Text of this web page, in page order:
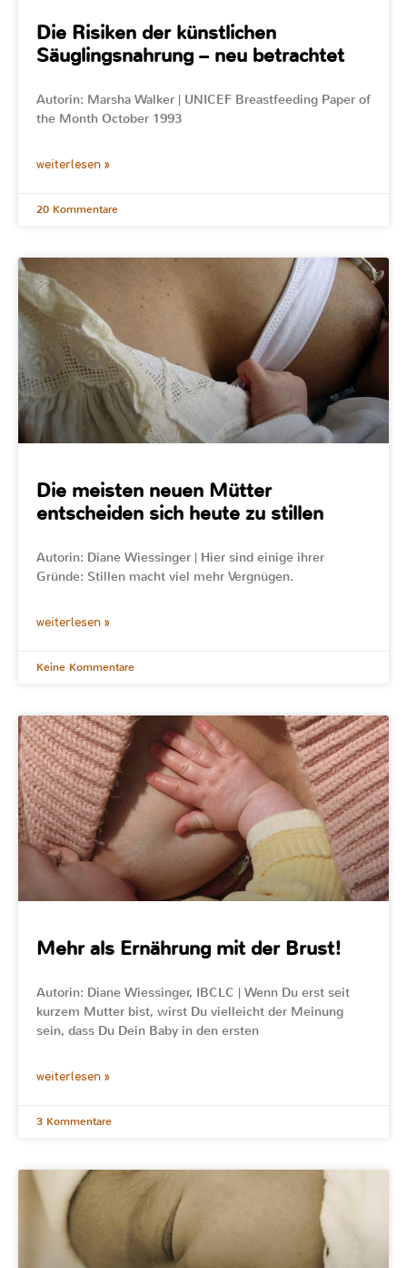
Die Risiken der künstlichen
Säuglingsnahrung – neu betrachtet
Autorin: Marsha Walker | UNICEF Breastfeeding Paper of
the Month October 1993
weiterlesen »
20 Kommentare
Die meisten neuen Mütter
entscheiden sich heute zu stillen
Autorin: Diane Wiessinger | Hier sind einige ihrer
Gründe: Stillen macht viel mehr Vergnügen.
weiterlesen »
Keine Kommentare
Mehr als Ernährung mit der Brust!
Autorin: Diane Wiessinger, IBCLC | Wenn Du erst seit
kurzem Mutter bist, wirst Du vielleicht der Meinung
sein, dass Du Dein Baby in den ersten
weiterlesen »
3 Kommentare